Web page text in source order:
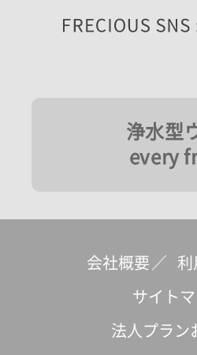
浄水型
every
会社概要 ／ 利
サイト
法人プラン